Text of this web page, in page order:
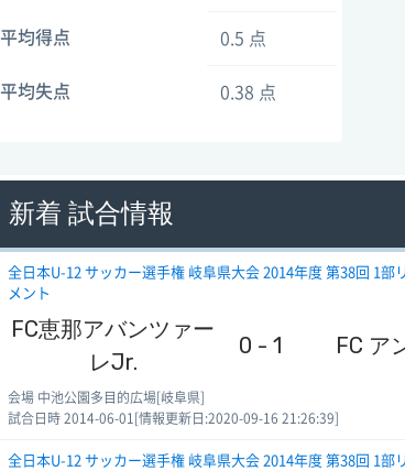
平均得点 0.5 点
平均失点 0.38 点
新着 試合情報
全日本U-12 サッカー選手権 岐阜県大会 2014年度 第38回 1部
メント
FC恵那アバンツァー
レJr.
0 - 1 FC ア
会場 中池公園多目的広場[岐阜県]
試合日時 2014-06-01[情報更新日:2020-09-16 21:26:39]
全日本U-12 サッカー選手権 岐阜県大会 2014年度 第38回 1部